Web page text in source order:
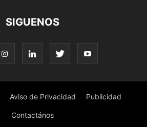
SIGUENOS
Aviso de Privacidad Publicidad
Contactános